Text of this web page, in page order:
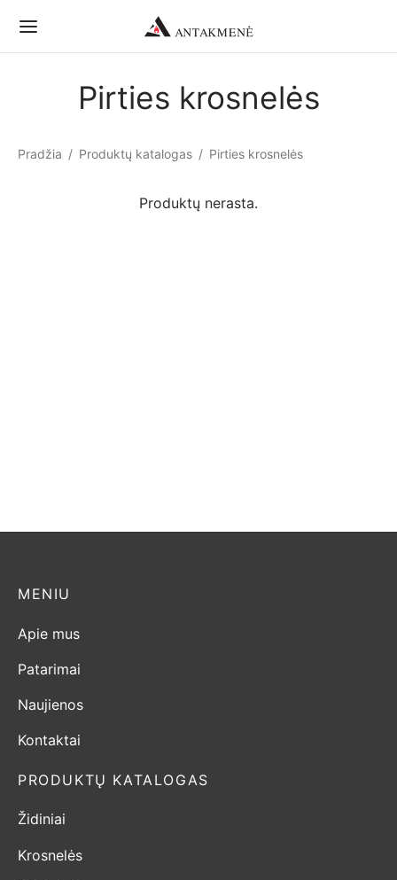
Pirties krosnelės
Pradžia / Produktų katalogas / Pirties krosnelės
Produktų nerasta.
PRODUKTŲ KATALOGAS
Židiniai
Krosnelės
MENIU
Apie mus
Patarimai
Naujienos
Kontaktai